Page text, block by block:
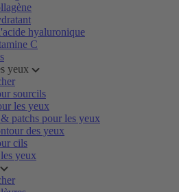
hyaluronique
C
yeux
sourcils
les yeux
patchs pour les yeux
des yeux
cils
yeux